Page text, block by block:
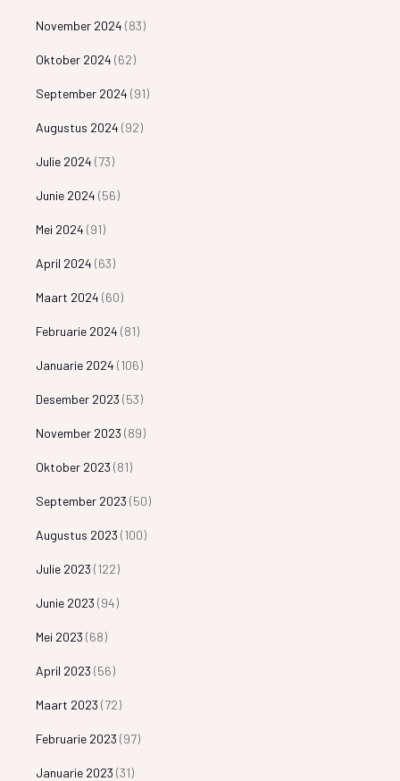
November 2024 (83)
Oktober 2024 (62)
September 2024 (91)
Augustus 2024 (92)
Julie 2024 (73)
Junie 2024 (56)
Mei 2024 (91)
April 2024 (63)
Maart 2024 (60)
Februarie 2024 (81)
Januarie 2024 (106)
Desember 2023 (53)
November 2023 (89)
Oktober 2023 (81)
September 2023 (50)
Augustus 2023 (100)
Julie 2023 (122)
Junie 2023 (94)
Mei 2023 (68)
April 2023 (56)
Maart 2023 (72)
Februarie 2023 (97)
Januarie 2023 (31)